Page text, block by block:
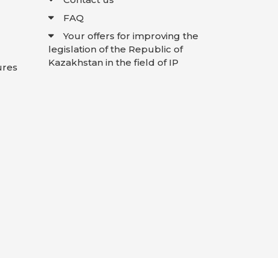
FAQ
Your offers for improving the
legislation of the Republic of
Kazakhstan in the field of IP